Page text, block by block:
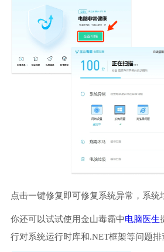
点击一键修复即可修复系统异常，系统
你还可以试试使用金山毒霸中电脑医生
行对系统运行时库和.NET框架等问题排